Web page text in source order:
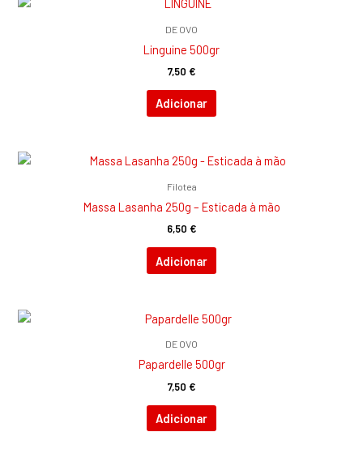
DE OVO
Linguine 500gr
7,50 €
Adicionar
Filotea
Massa Lasanha 250g – Esticada à mão
6,50 €
Adicionar
DE OVO
Papardelle 500gr
7,50 €
Adicionar